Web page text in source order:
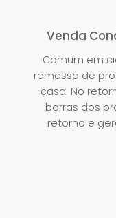
Venda
Comum em
remessa de
casa. No
barras dos
retorno e